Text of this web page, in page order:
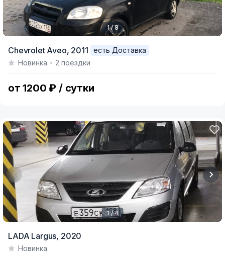
of
1 / 8
Chevrolet Aveo, 2011
есть Доставка
Новинка
2 поездки
от 1200 ₽ / сутки
of
1 / 4
LADA Largus, 2020
Новинка